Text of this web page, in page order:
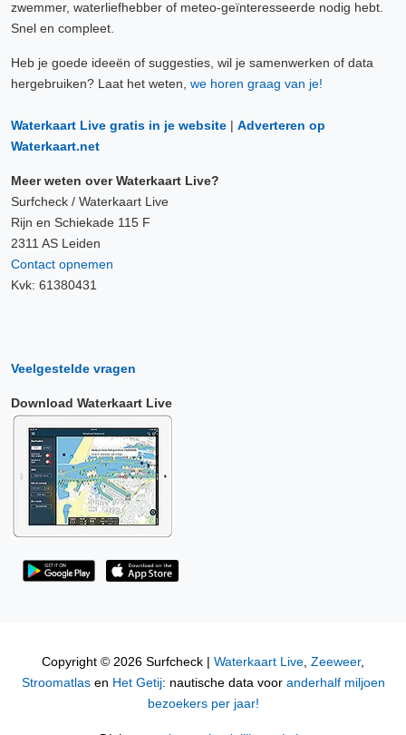
zwemmer, waterliefhebber of meteo-geïnteresseerde nodig hebt.
Snel en compleet.
Heb je goede ideeën of suggesties, wil je samenwerken of data
hergebruiken? Laat het weten, we horen graag van je!
Waterkaart Live gratis in je website | Adverteren op
Waterkaart.net
Meer weten over Waterkaart Live?
Surfcheck / Waterkaart Live
Rijn en Schiekade 115 F
2311 AS Leiden
Contact opnemen
Kvk: 61380431
Veelgestelde vragen
Download Waterkaart Live
Copyright © 2026 Surfcheck | Waterkaart Live, Zeeweer,
Stroomatlasen Het Getij: nautische data voor anderhalf miljoen
bezoekers per jaar!